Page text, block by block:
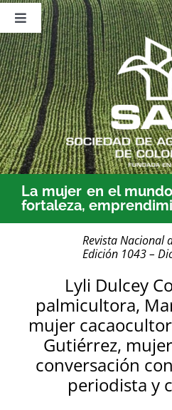
Saltar
contenido
Toggle
Navigation
Nosotros
Publicaciones
Sala de Prensa
Eventos
La mujer en el
fortaleza,
Revista Nacional
Edición 1043 –
Lyli Dulcey
palmicultora,
mujer
Gutiérrez,
conversación
periodista y